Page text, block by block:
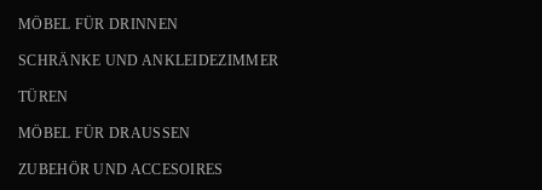
MÖBEL FÜR DRINNEN
SCHRÄNKE UND ANKLEIDEZIMMER
TÜREN
MÖBEL FÜR DRAUSSEN
ZUBEHÖR UND ACCESOIRES